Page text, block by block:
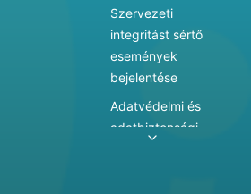
Szervezeti
integritást sértő
események
bejelentése
Adatvédelmi és
adatbiztonsági